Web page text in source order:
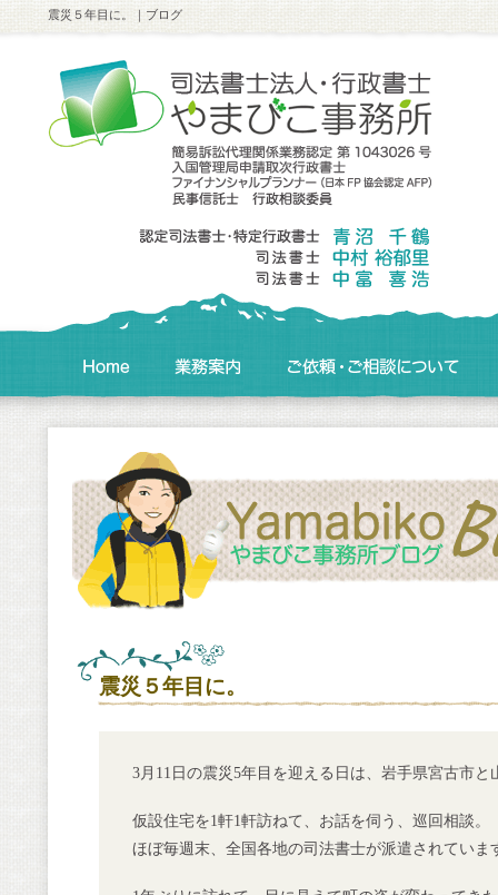
震災５年目に。｜ブログ
震災５年目に。
3月11日の震災5年目を迎える日は、岩手県宮古市と
仮設住宅を1軒1軒訪ねて、お話を伺う、巡回相談。
ほぼ毎週末、全国各地の司法書士が派遣されていま